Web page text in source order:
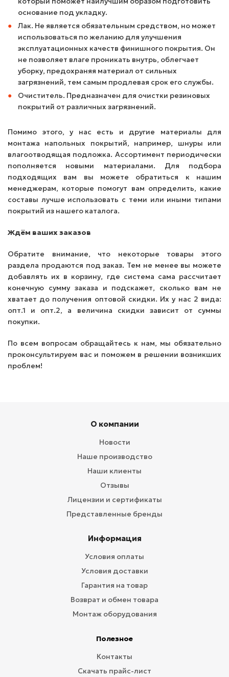
основание под укладку.
Лак. Не является обязательным средством, но может
использоваться по желанию для улучшения
эксплуатационных качеств финишного покрытия. Он
не позволяет влаге проникать внутрь, облегчает
уборку, предохраняя материал от сильных
загрязнений, тем самым продлевая срок его службы.
Очиститель. Предназначен для очистки резиновых
покрытий от различных загрязнений.
Помимо этого, у нас есть и другие материалы для
монтажа напольных покрытий, например, шнуры или
влагоотводящая подложка. Ассортимент периодически
пополняется новыми материалами. Для подбора
подходящих вам вы можете обратиться к нашим
менеджерам, которые помогут вам определить, какие
составы лучше использовать с теми или иными типами
покрытий из нашего каталога.
Ждём ваших заказов
Обратите внимание, что некоторые товары этого
раздела продаются под заказ. Тем не менее вы можете
добавлять их в корзину, где система сама рассчитает
конечную сумму заказа и подскажет, сколько вам не
хватает до получения оптовой скидки. Их у нас 2 вида:
опт.1 и опт.2, а величина скидки зависит от суммы
покупки.
По всем вопросам обращайтесь к нам, мы обязательно
проконсультируем вас и поможем в решении возникших
проблем!
О компании
Новости
Наше производство
Наши клиенты
Отзывы
Лицензии и сертификаты
Представленные бренды
Информация
Условия оплаты
Условия доставки
Гарантия на товар
Возврат и обмен товара
Монтаж оборудования
Полезное
Контакты
Скачать прайс-лист